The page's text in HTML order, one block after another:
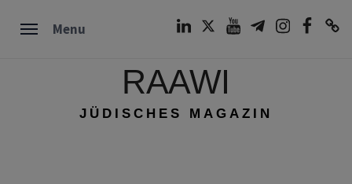
Menu
RAAWI
JÜDISCHES MAGAZIN